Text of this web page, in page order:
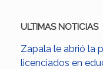
ULTIMAS NOTICIAS
Zapala le abrió la
licenciados en